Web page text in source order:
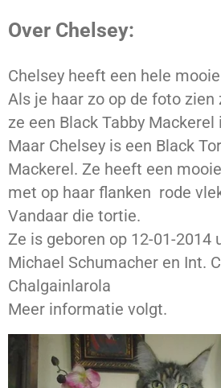
Over Chelsey:
Chelsey heeft een hele
Als je haar zo op de foto zien
ze een Black Tabby Mackerel
Maar Chelsey is een Black
Mackerel. Ze heeft een
met op haar flanken rode
Vandaar die tortie.
Ze is geboren op 12-01-2014
Michael Schumacher en Int.
Chalgainlarola
Meer informatie volgt.